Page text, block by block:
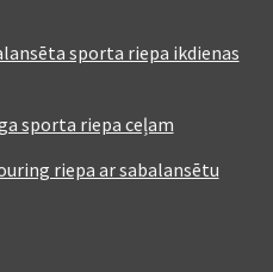
sporta riepa ikdienas
sporta riepa ceļam
riepa ar sabalansētu